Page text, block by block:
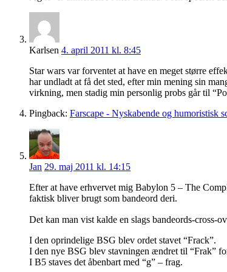
Karlsen 4. april 2011 kl. 8:45
Star wars var forventet at have en meget større
har undladt at få det sted, efter min mening sin
virkning, men stadig min personlig probs går til
Pingback: Farscape - Nyskabende og humoristisk
Jan 29. maj 2011 kl. 14:15
Efter at have erhvervet mig Babylon 5 – The
faktisk bliver brugt som bandeord deri.
Det kan man vist kalde en slags bandeords-cross-
I den oprindelige BSG blev ordet stavet “Frack”.
I den nye BSG blev stavningen ændret til “Frak”
I B5 staves det åbenbart med “g” – frag.